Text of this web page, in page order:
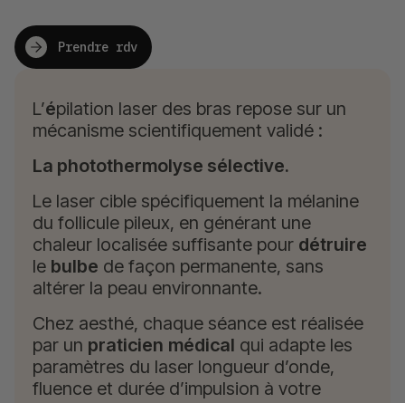
Prendre rdv
L’épilation laser des bras repose sur un
mécanisme scientifiquement validé :
La photothermolyse sélective.
Le laser cible spécifiquement la mélanine
du follicule pileux, en générant une
chaleur localisée suffisante pour détruire
le bulbe de façon permanente, sans
altérer la peau environnante.
Chez aesthé, chaque séance est réalisée
par un praticien médical qui adapte les
paramètres du laser longueur d’onde,
fluence et durée d’impulsion à votre